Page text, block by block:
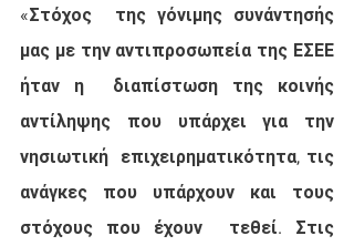
«Στόχος  της γόνιμης συνάντησής
μας με την αντιπροσωπεία της ΕΣΕΕ
ήταν η  διαπίστωση της κοινής
αντίληψης που υπάρχει για την
νησιωτική  επιχειρηματικότητα, τις
ανάγκες που υπάρχουν και τους
στόχους που έχουν  τεθεί. Στις